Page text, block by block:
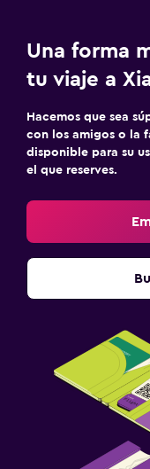
Una forma
tu viaje a
Hacemos que sea
con los amigos o la
disponible para su
el que reserves.